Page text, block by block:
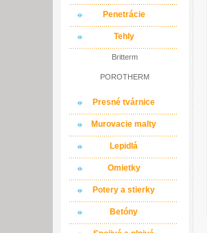
Penetrácie
Tehly
Britterm
POROTHERM
Presné tvárnice
Murovacie malty
Lepidlá
Omietky
Potery a stierky
Betóny